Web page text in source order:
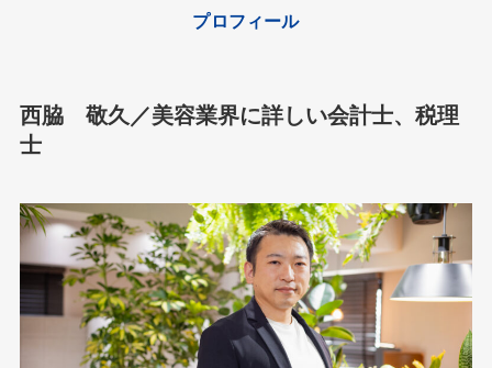
プロフィール
西脇 敬久／美容業界に詳しい会計士、税理
士